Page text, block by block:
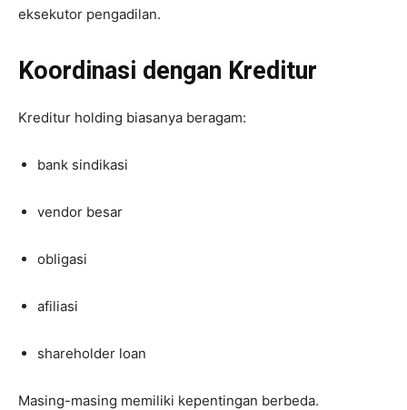
eksekutor pengadilan.
Koordinasi dengan Kreditur
Kreditur holding biasanya beragam:
bank sindikasi
vendor besar
obligasi
afiliasi
shareholder loan
Masing-masing memiliki kepentingan berbeda.